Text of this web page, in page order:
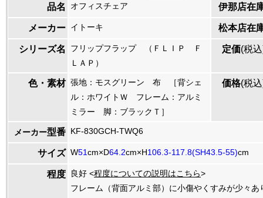
品名 オフィスチェア 伊那店在
メーカー イトーキ 松本店在
シリーズ名
フリップフラップ （ＦＬＩＰ Ｆ
ＬＡＰ）
定価(税
色・素材 張地：モスグリーン 布 ［背シェ
ル：ホワイトＷ フレーム：アルミ
ミラー 脚：ブラックＴ］
価格(税
メーカー型番 KF-830GCH-TWQ6
サイズ W51cm×D64.2cm×H106.3-117.8(SH43.5-55)cm
程度 良好 <程度についての説明はこちら>
フレーム（背面アルミ部）に小傷やくすみが少々あ